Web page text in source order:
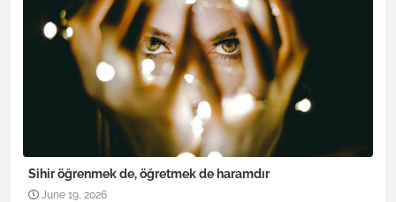
Sihir öğrenmek de, öğretmek de haramdır
June 19, 2026